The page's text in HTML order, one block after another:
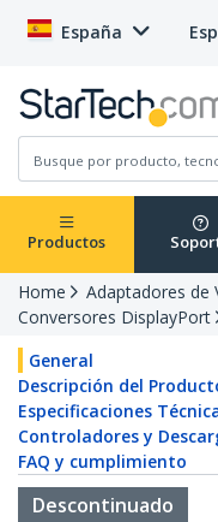
España
Productos
Home
Adaptadores de
Conversores DisplayPort
General
Descripción del
Especificaciones
Controladores y
FAQ y cumplimiento
Descontinuado